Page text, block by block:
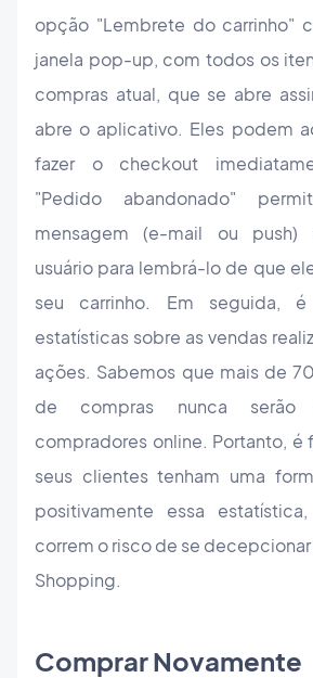
opção "Lembrete do carrinho"
janela pop-up, com todos os
compras atual, que se abre
abre o aplicativo. Eles podem
fazer o checkout
"Pedido abandonado"
mensagem (e-mail ou push)
usuário para lembrá-lo de que
seu carrinho. Em seguida,
estatísticas sobre as vendas
ações. Sabemos que mais de
de compras nunca serão
compradores online. Portanto, é
seus clientes tenham uma
positivamente essa
correm o risco de se
Shopping.
Comprar Novamente